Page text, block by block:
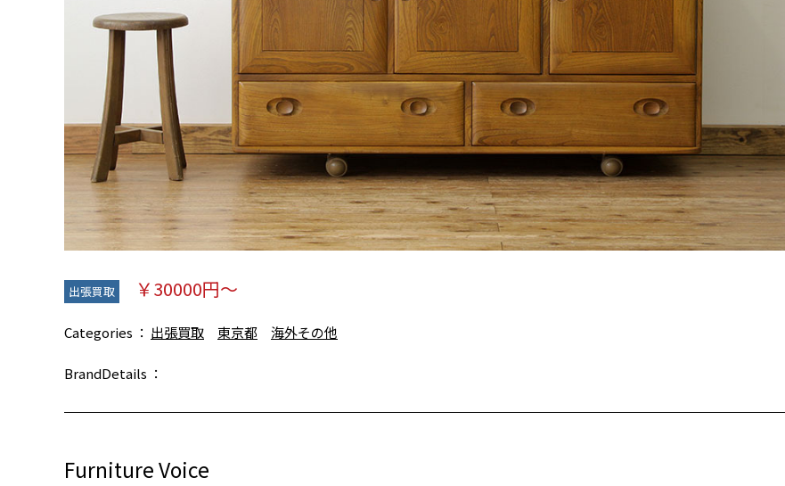
出張買取 ￥30000円～
Categories 出張買取 東京都 海外その他
BrandDetails
Furniture Voice